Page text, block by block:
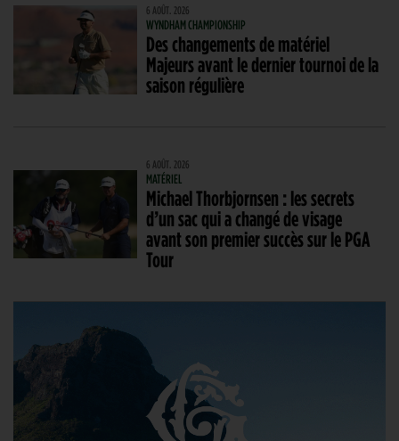
6 AOÛT. 2026
WYNDHAM CHAMPIONSHIP
Des changements de matériel
Majeurs avant le dernier tournoi de la
saison régulière
6 AOÛT. 2026
MATÉRIEL
Michael Thorbjornsen : les secrets
d’un sac qui a changé de visage
avant son premier succès sur le PGA
Tour